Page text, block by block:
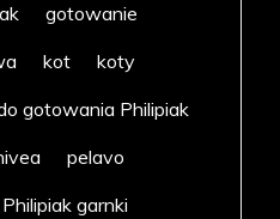
gotowanie
kot
koty
gotowania Philipiak
pelavo
Philipiak garnki